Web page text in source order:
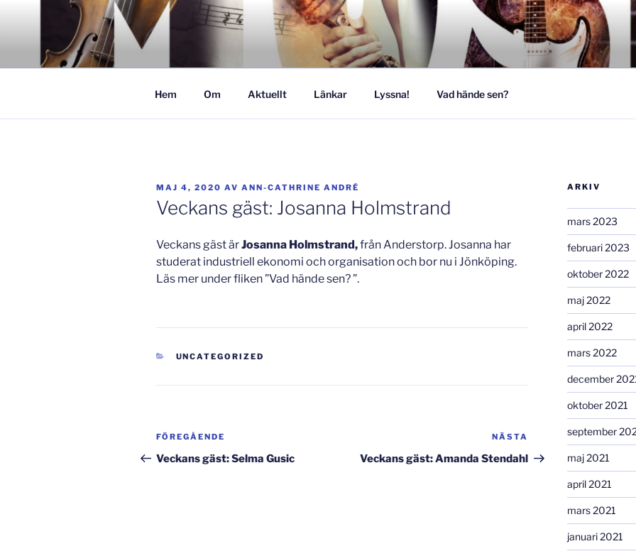
GISLAVEDMUSIKESTET
Hem Om Aktuellt Länkar Lyssna! Vad hände sen?
PUBLICERAT
MAJ 4, 2020 AV ANN-CATHRINE ANDRÉ
Veckans gäst: Josanna Holmstrand
Veckans gäst ärJosanna Holmstrand,från Anderstorp. Josanna har
studerat industriell ekonomi och organisation och bor nu i Jönköping.
Läs mer under fliken ”Vad hände sen? ”.
KATEGORIER
UNCATEGORIZED
Inläggsnavigering
Föregående
inlägg
FÖREGÅENDE
Veckans gäst: Selma Gusic
inlägg
NÄSTA
Veckans gäst: Amanda Stendahl
ARKIV
mars 2023
februari 2023
oktober 2022
maj 2022
april 2022
mars 2022
december
oktober 2021
september
maj 2021
april 2021
mars 2021
januari 2021